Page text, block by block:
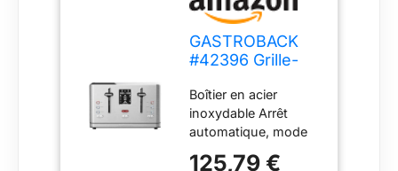
GASTROBACK
#42396 Grille-
Digital 4S, 4
tranches, grille
réchauffe-
viennoiseries
Boîtier en acier
inoxydable Arrêt
automatique, mode
125,79 €